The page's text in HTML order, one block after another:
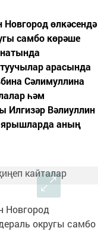
өлкәсендә
самбо көрәше
арасында
Сәлимуллина
һәм
Илгизәр Вәлиуллин
ярышларда аның
Новгород
округы самбо